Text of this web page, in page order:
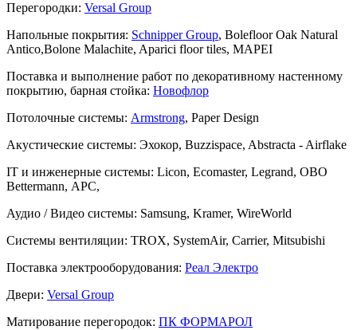
Перегородки: Versal Group
Напольные покрытия: Schnipper Group, Bolefloor Oak Natural
Antico,Bolone Malachite, Aparici floor tiles, MAPEI
Поставка и выполнение работ по декоративному настенному
покрытию, барная стойка: Новофлор
Потолочные системы: Armstrong, Paper Design
Акустические системы: Эхокор, Buzzispace, Abstracta - Airflake
IT и инженерные системы: Licon, Ecomaster, Legrand, OBO
Bettermann, АРС,
Аудио / Видео системы: Samsung, Kramer, WireWorld
Системы вентиляции: TROX, SystemAir, Carrier, Mitsubishi
Поставка электрооборудования: Реал Электро
Двери: Versal Group
Матирование перегородок: ПК ФОРМАРОЛ